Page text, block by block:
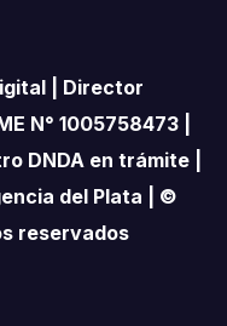
| Director
N° 1005758473 |
DNDA en trámite |
del Plata | ©
reservados